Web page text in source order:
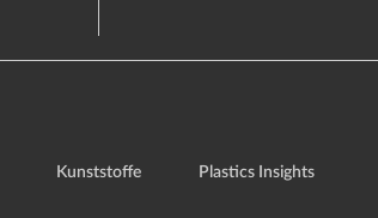
Kunststoffe Plastics Insights